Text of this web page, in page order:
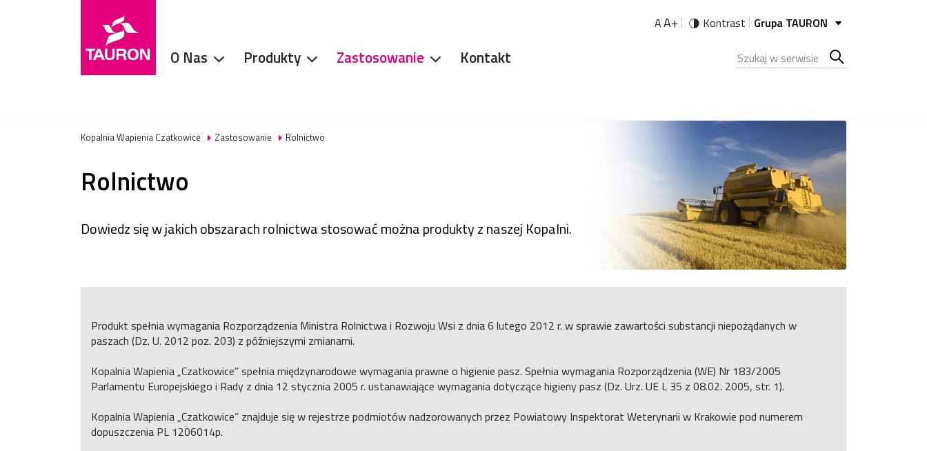
serwisie
Grupa TAURON
O Nas Produkty Zastosowanie Kontakt
AA+ Kontrast
Kopalnia Wapienia Czatkowice Zastosowanie Rolnictwo
Rolnictwo
Dowiedz się w jakich obszarach rolnictwa stosować można produkty z naszej Kopalni.
Produkt spełnia wymagania Rozporządzenia Ministra Rolnictwa i Rozwoju Wsi z dnia 6 lutego 2012 r. w sprawie zawartości substancji niepożądanych w
paszach (Dz. U. 2012 poz. 203) z późniejszymi zmianami.
Kopalnia Wapienia „Czatkowice” spełnia międzynarodowe wymagania prawne o higienie pasz. Spełnia wymagania Rozporządzenia (WE) Nr 183/2005
Parlamentu Europejskiego i Rady z dnia 12 stycznia 2005 r. ustanawiające wymagania dotyczące higieny pasz (Dz. Urz. UE L 35 z 08.02. 2005, str. 1).
Kopalnia Wapienia „Czatkowice” znajduje się w rejestrze podmiotów nadzorowanych przez Powiatowy Inspektorat Weterynarii w Krakowie pod numerem
dopuszczenia PL 1206014p.